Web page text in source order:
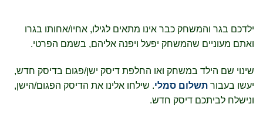
ילדכם בגר והמשחק כבר אינו מתאים לגילו, אחיו/אחותו בגרו
ואתם מעוניים שהמשחק יפעל ויפנה אליהם, בשמם הפרטי.
שינוי שם הילד במשחק ואו החלפת דיסק ישן/פגום בדיסק חדש,
יעשו בעבור תשלום סמלי. שילחו אלינו את הדיסק הפגום/הישן,
ונישלח לביתכם דיסק חדש.